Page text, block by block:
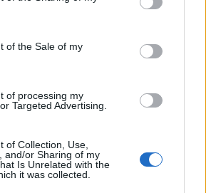
to Google and its third-party tags to
specified purposes in below Google
of the Sale of my
of processing my
Targeted Advertising.
of Collection, Use,
and/or Sharing of my
Is Unrelated with the
it was collected.